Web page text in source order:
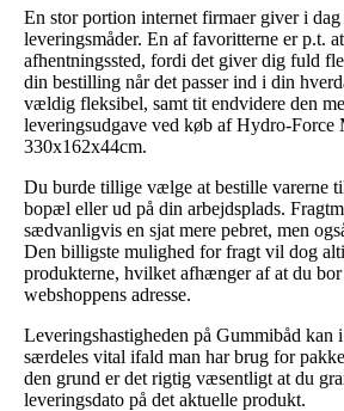
En stor portion internet firmaer giver i
leveringsmåder. En af favoritterne er p.t.
afhentningssted, fordi det giver dig fuld
din bestilling når det passer ind i din
vældig fleksibel, samt tit endvidere den
leveringsudgave ved køb af Hydro-Force
330x162x44cm.
Du burde tillige vælge at bestille varerne
bopæl eller ud på din arbejdsplads.
sædvanligvis en sjat mere pebret, men
Den billigste mulighed for fragt vil dog
produkterne, hvilket afhænger af at du
webshoppens adresse.
Leveringshastigheden på Gummibåd
særdeles vital ifald man har brug for
den grund er det rigtig væsentligt at du
leveringsdato på det aktuelle produkt.